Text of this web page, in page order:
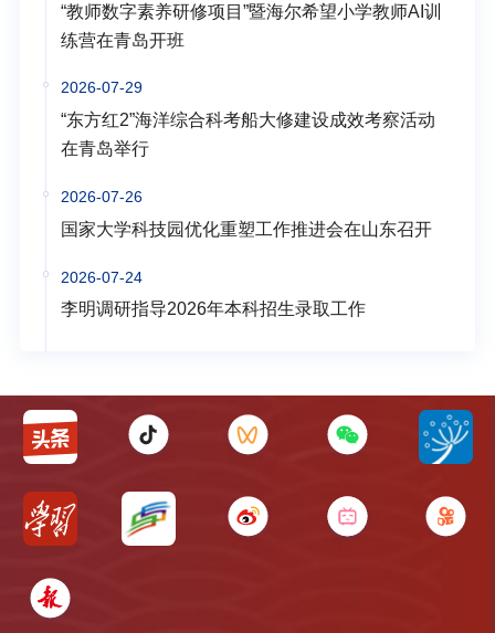
“教师数字素养研修项目”暨海尔希望小学教师AI训
练营在青岛开班
2026-07-29
“东方红2”海洋综合科考船大修建设成效考察活动
在青岛举行
2026-07-26
国家大学科技园优化重塑工作推进会在山东召开
2026-07-24
李明调研指导2026年本科招生录取工作